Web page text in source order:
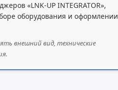
«LNK-UP INTEGRATOR»,
оборудования и оформлении
внешний вид, технические